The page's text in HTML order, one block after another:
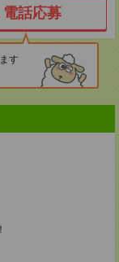
電話応募
す